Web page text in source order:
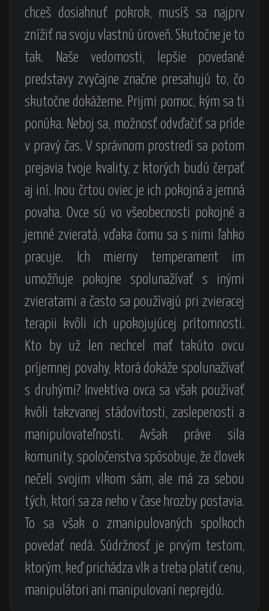
chceš dosiahnuť pokrok, musíš sa najprv
znížiť na svoju vlastnú úroveň. Skutočne je to
tak. Naše vedomosti, lepšie povedané
predstavy zvyčajne značne presahujú to, čo
skutočne dokážeme. Prijmi pomoc, kým sa ti
ponúka. Neboj sa, možnosť odvďačiť sa príde
v pravý čas. V správnom prostredí sa potom
prejavia tvoje kvality, z ktorých budú čerpať
aj iní. Inou črtou oviec je ich pokojná a jemná
povaha. Ovce sú vo všeobecnosti pokojné a
jemné zvieratá, vďaka čomu sa s nimi ľahko
pracuje. Ich mierny temperament im
umožňuje pokojne spolunažívať s inými
zvieratami a často sa používajú pri zvieracej
terapii kvôli ich upokojujúcej prítomnosti.
Kto by už len nechcel mať takúto ovcu
príjemnej povahy, ktorá dokáže spolunažívať
s druhými? Invektíva ovca sa však používať
kvôli takzvanej stádovitosti, zaslepenosti a
manipulovateľnosti. Avšak práve sila
komunity, spoločenstva spôsobuje, že človek
nečelí svojim vlkom sám, ale má za sebou
tých, ktorí sa za neho v čase hrozby postavia.
To sa však o zmanipulovaných spolkoch
povedať nedá. Súdržnosť je prvým testom,
ktorým, keď prichádza vlk a treba platiť cenu,
manipulátori ani manipulovaní neprejdú.